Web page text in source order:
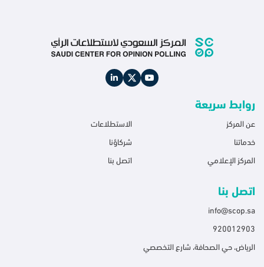
روابط سريعة
عن المركز الاستطلاعات
خدماتنا شركاؤنا
المركز الإعلامي اتصل بنا
اتصل بنا
info@scop.sa
920012903
الرياض، حي الصحافة، شارع التخصصي